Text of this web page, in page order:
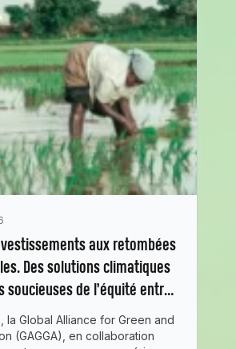
aux retombées
Des solutions climatiques
soucieuses de l’équité entre
la Global Alliance for Green and
(GAGGA), en collaboration